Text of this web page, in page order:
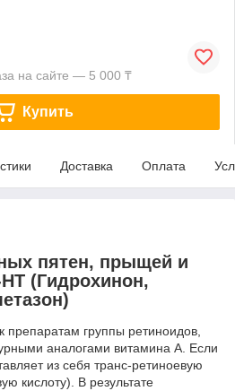
на сайте — 5 000 ₸
Купить
Доставка Оплата
пятен, прыщей и
(Гидрохинон,
препаратам группы ретиноидов,
аналогами витамина А. Если
из себя транс-ретиноевую
кислоту). В результате